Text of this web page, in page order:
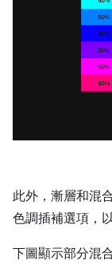
此外，漸層和混
色調插補選項，
下圖顯示部分混